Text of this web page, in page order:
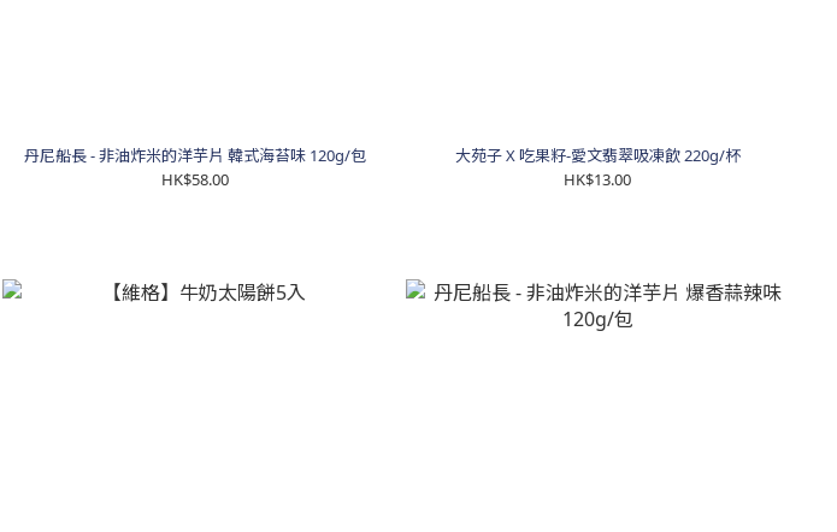
丹尼船長 - 非油炸米的洋芋片 韓式海苔味 120g/包
HK$58.00
大苑子 X 吃果籽-愛文翡翠吸凍飲 220g/杯
HK$13.00